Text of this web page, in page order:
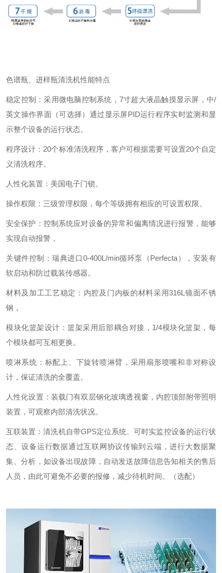
色谱瓶、进样瓶清洗机性能特点
稳定控制：采用微电脑控制系统，7寸超大液晶触摸显示屏，中/
英文操作界面（可选择）通过显示屏PID运行程序实时监测和显
示整个设备的运行状态。
程序设计：20个标准清洗程序，客户可根据需要可设置20个自定
义清洗程序。
人性化装置：美国电子门锁。
操作权限：三级管理权限，每个等级拥有相应的可设置权限。
安全保护：控制系统应对设备的异常和偏离情况进行报警，能够
实现自动报警，
关键件控制：瑞典进口0-400L/min循环泵（Perfecta），安装有
软启动和防过载装传感器。
材料及加工工艺稳定：内腔及门内板的材料采用316L镜面不锈
钢，
模块化篮架设计：篮架采用后部耦合对接，1/4模块化篮架，每
个模块都可互相更换。
喷淋系统：标配上、下旋转喷淋臂，采用扇形喷嘴和非对称设
计，保证清洗的全覆盖。
人性化设置：装载门有双层钢化玻璃透视窗，内腔顶部附带照明
装置，可观察内部清洗状况。
互联装置：清洗机自带GPS定位系统、可时实监控设备的运行状
态、设备运行数据通过互联网协议传输到云端，进行大数据聚
集、分析，如设备出现故障，自动发送故障信息告知相关的售后
人员，由此可避免不必要的报修，减少待机时间。（选配）